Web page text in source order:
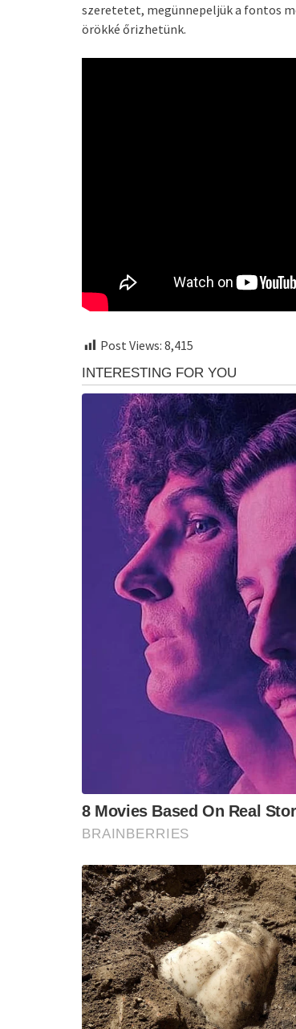
szeretetet, megünnepeljük a fontos
örökké őrizhetünk.
Post Views: 8,415